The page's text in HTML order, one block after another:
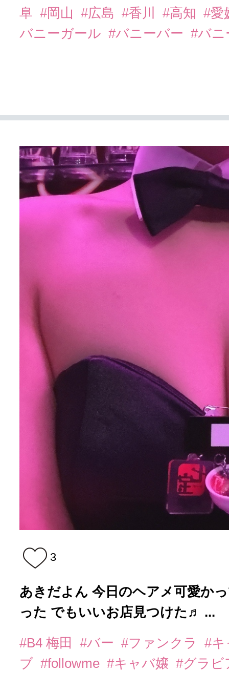
阜 #岡山 #広島 #香川 #高知 #愛
バニーガール #バニーバー #バ
3
あきだよん 今日のヘアメ可愛か
った でもいいお店見つけた♬ ...
#B4 梅田 #バー #ファンクラ
#
ブ #followme #キャバ嬢 #グラ